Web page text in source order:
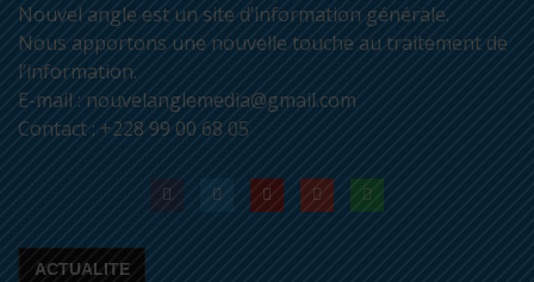
Nouvel angle est un site d’information générale.
Nous apportons une nouvelle touche au traitement de
l’information.
E-mail : nouvelanglemedia@gmail.com
Contact : +228 99 00 68 05
ACTUALITE